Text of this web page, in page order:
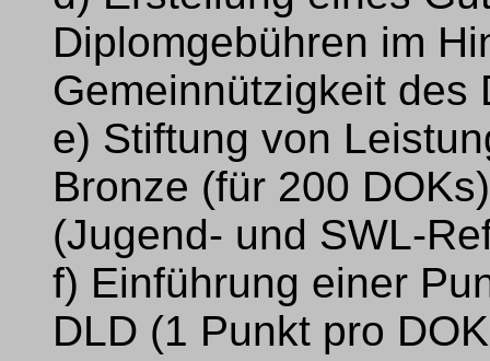
Diplomgebühren im
Gemeinnützigkeit des
e) Stiftung von
Bronze (für 200
(Jugend- und SWL-
f) Einführung einer
DLD (1 Punkt pro